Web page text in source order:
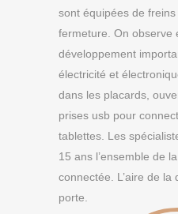
sont équipées de
fermeture. On observe
développement
électricité et
dans les placards,
prises usb pour
tablettes. Les
15 ans l’ensemble de
connectée. L’aire de
porte.